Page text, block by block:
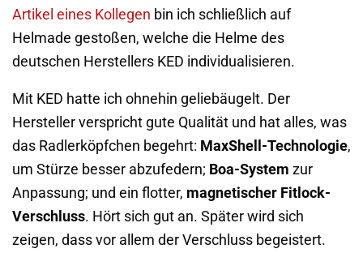
Artikel eines Kollegen bin ich schließlich auf
Helmade gestoßen, welche die Helme des
deutschen Herstellers KED individualisieren.
Mit KED hatte ich ohnehin geliebäugelt. Der
Hersteller verspricht gute Qualität und hat alles, was
das Radlerköpfchen begehrt: MaxShell-Technologie,
um Stürze besser abzufedern; Boa-System zur
Anpassung; und ein flotter, magnetischer Fitlock-
Verschluss. Hört sich gut an. Später wird sich
zeigen, dass vor allem der Verschluss begeistert.